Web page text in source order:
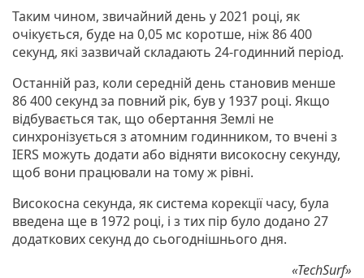
Таким чином, звичайний день у 2021 році, як
очікується, буде на 0,05 мс коротше, ніж 86 400
секунд, які зазвичай складають 24-годинний період.
Останній раз, коли середній день становив менше
86 400 секунд за повний рік, був у 1937 році. Якщо
відбувається так, що обертання Землі не
синхронізується з атомним годинником, то вчені з
IERS можуть додати або відняти високосну секунду,
щоб вони працювали на тому ж рівні.
Високосна секунда, як система корекції часу, була
введена ще в 1972 році, і з тих пір було додано 27
додаткових секунд до сьогоднішнього дня.
«TechSurf»